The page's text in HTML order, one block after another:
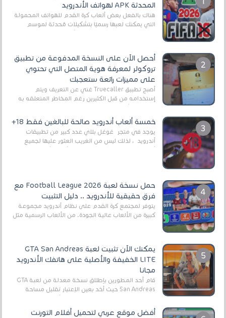
المحدثة APK لهواتف الأندرويد
هناك بالفعل بعض ألعاب كرة القدم للهواتف المحمولة
التي يمكنك لعبها رسميًا بتشكيلات مُحدثة لموسم
أحصل الآن على النسخة المدفوعة من تطبيق
تروكولر لمعرفة هوية المتصل التي تحتوي
على مميزات رائعة ستعجبك
أصبح تطبيق Truecaller غني عن التعريف ويتم
إستخدامه من قبل الكثيرين رغم المخاطر المتعلقه به
خمسة ألعاب أندرويد صالحة للبالغين فقط 18+
يوجد في متجر غوغل بلاي عدد كبير من تطبيقات
أندرويد ، لذلك ليس من الغريب العثور عليها لجميع
حمل نسخة لعبة Football League 2026 مع
فرق حقيقية للأندرويد .. دليل التثبيت
يتوفر لمجتمع كرة القدم على نظام أندرويد مجموعة
كبيرة من الألعاب عالية الجودة. من الألعاب الرسمية مثل
يمكنك الآن تثبيت لعبة GTA San Andreas
LITE الخفيفة والأصلية على هاتفك الأندرويد
مجانا
قام أحد المطورين بإطلاق نسخة معدلة من لعبة GTA
San Andreas حيث أخد بعين الإعتبار تقليل مساحة
أفضل موقع عربي لتحميل أفلام التورنت